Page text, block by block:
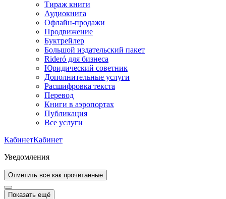
Тираж книги
Аудиокнига
Офлайн-продажи
Продвижение
Буктрейлер
Большой издательский пакет
Rideró для бизнеса
Юридический советник
Дополнительные услуги
Расшифровка текста
Перевод
Книги в аэропортах
Публикация
Все услуги
КабинетКабинет
Уведомления
Отметить все как прочитанные
Показать ещё